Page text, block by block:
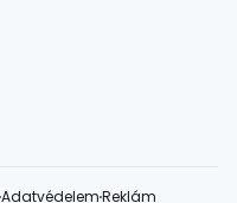
AdatvédelemReklám